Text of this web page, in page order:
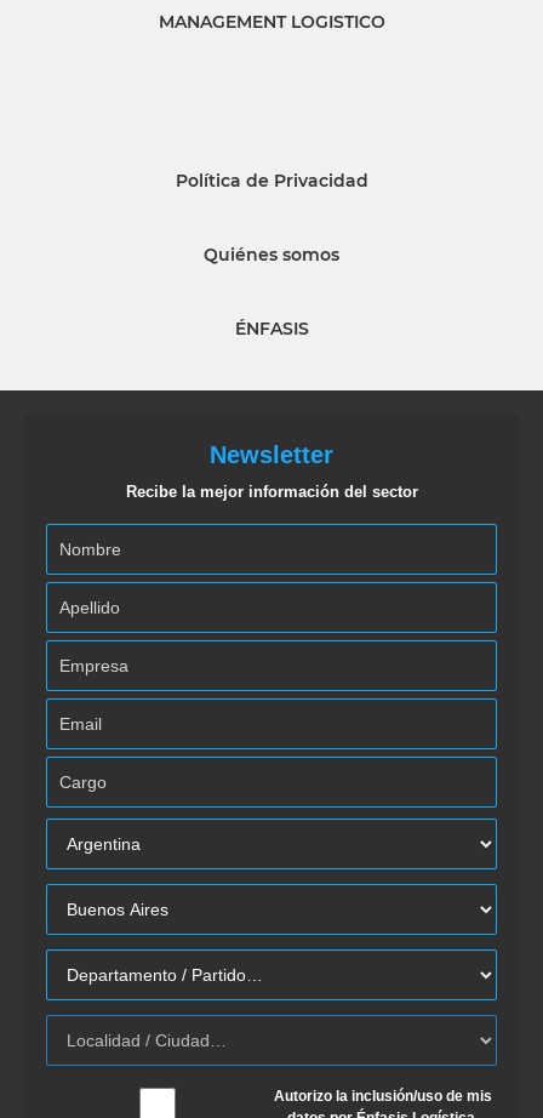
MANAGEMENT LOGISTICO
Política de Privacidad
Quiénes somos
ÉNFASIS
Newsletter
Recibe la mejor información del sector
Autorizo la inclusión/uso de mis